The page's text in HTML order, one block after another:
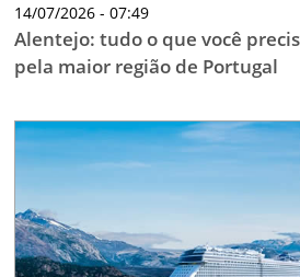
14/07/2026 - 07:49
Alentejo: tudo o que você
pela maior região de Portugal